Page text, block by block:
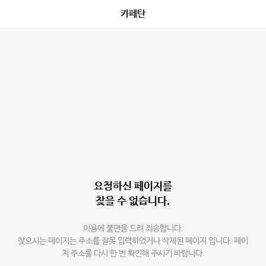
카페탄
요청하신 페이지를
찾을 수 없습니다.
이용에 불편을 드려 죄송합니다.
찾으시는 페이지는 주소를 잘못 입력하였거나 삭제된 페이지 입니다. 페이
지 주소를 다시 한 번 확인해 주시기 바랍니다.